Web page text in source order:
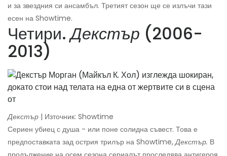
и за звездния си ансамбъл. Третият сезон ще се излъчи тази
есен на Showtime.
Четири.Декстър (2006-
2013)
Декстър | Източник: Showtime
Сериен убиец с душа - или поне солидна съвест. Това е
предпоставката зад острия трилър на Showtime,Декстър. В